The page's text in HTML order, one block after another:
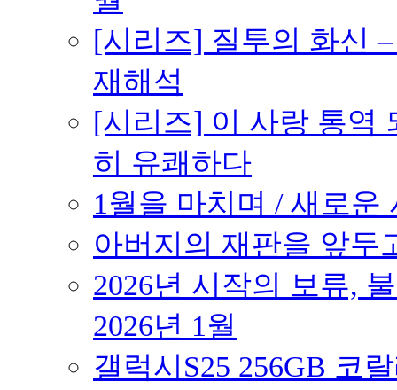
[시리즈] 질투의 화신
재해석
[시리즈] 이 사랑 통역
히 유쾌하다
1월을 마치며 / 새로운
아버지의 재판을 앞두
2026년 시작의 보류,
2026년 1월
갤럭시S25 256GB 코